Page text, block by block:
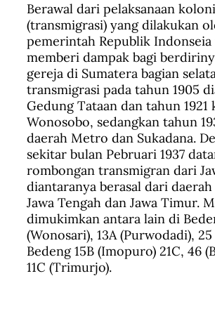
Berawal dari pelaksanaan
(transmigrasi) yang dilakukan
pemerintah Republik
memberi dampak bagi
gereja di Sumatera bagian
transmigrasi pada tahun 1905
Gedung Tataan dan tahun 1921
Wonosobo, sedangkan tahun
daerah Metro dan Sukadana.
sekitar bulan Pebruari 1937
rombongan transmigran dari
diantaranya berasal dari
Jawa Tengah dan Jawa Timur.
dimukimkan antara lain di
(Wonosari), 13A (Purwodadi),
Bedeng 15B (Imopuro) 21C, 46
11C (Trimurjo).